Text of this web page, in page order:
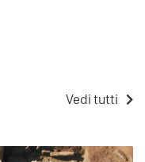
Vedi tutti